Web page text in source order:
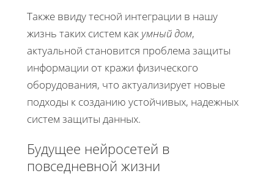
Также ввиду тесной интеграции в нашу
жизнь таких систем как умный дом,
актуальной становится проблема защиты
информации от кражи физического
оборудования, что актуализирует новые
подходы к созданию устойчивых, надежных
систем защиты данных.
Будущее нейросетей в
повседневной жизни